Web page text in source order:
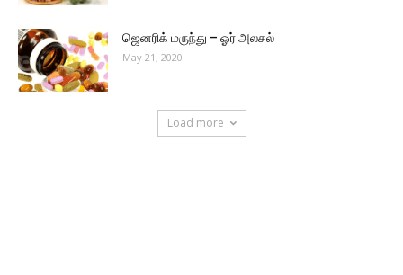
ஜெனரிக் மருந்து – ஓர் அலசல்
May 21, 2020
Load more